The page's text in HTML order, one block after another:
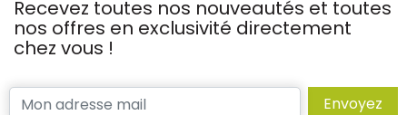
Recevez toutes nos nouveautés et toutes
nos offres en exclusivité directement
chez vous !
Envoyez